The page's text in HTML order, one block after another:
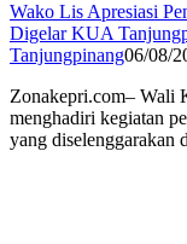
Wako Lis Apresiasi
Digelar KUA
Tanjungpinang06/08/
Zonakepri.com– Wali
menghadiri kegiatan
yang